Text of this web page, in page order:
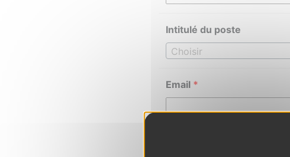
Intitulé du poste
Choisir
Email *